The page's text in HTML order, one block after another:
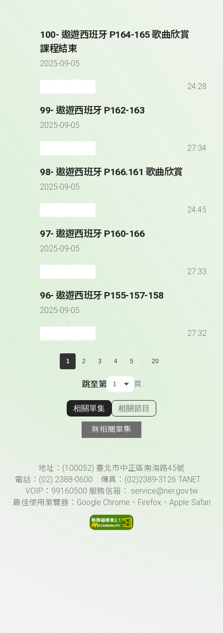
100- 遨遊西班牙 P164-165 歌曲欣賞
課程結束
2025-09-05
24:28
99- 遨遊西班牙 P162-163
2025-09-05
27:34
98- 遨遊西班牙 P166.161 歌曲欣賞
2025-09-05
24:45
97- 遨遊西班牙 P160-166
2025-09-05
27:33
96- 遨遊西班牙 P155-157-158
2025-09-05
27:32
1 2 3 4 5 ... 20
跳至第 頁
顯示相關單集
相關單集 相關節目
無相關單集
頁尾資訊地址：(100052) 臺北市中正區南海路45號
電話：(02) 2388-0600 傳真：(02)2389-3126 TANET
VOIP：99160500 服務信箱： service@ner.gov.tw
最佳使用瀏覽器：Google Chrome、Firefox、Apple Safari